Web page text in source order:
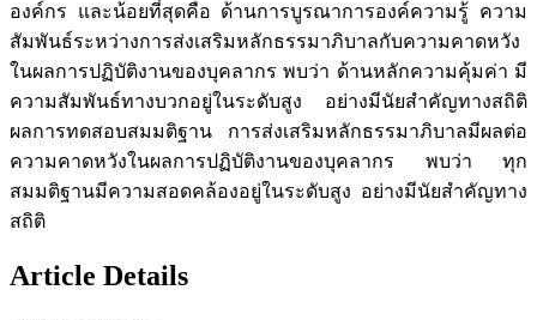
องค์กร และน้อยที่สุดคือ ด้านการบูรณาการองค์ความรู้ ความ
สัมพันธ์ระหว่างการส่งเสริมหลักธรรมาภิบาลกับความคาดหวัง
ในผลการปฏิบัติงานของบุคลากร พบว่า ด้านหลักความคุ้มค่า มี
ความสัมพันธ์ทางบวกอยู่ในระดับสูง อย่างมีนัยสำคัญทางสถิติ
ผลการทดสอบสมมติฐาน การส่งเสริมหลักธรรมาภิบาลมีผลต่อ
ความคาดหวังในผลการปฏิบัติงานของบุคลากร พบว่า ทุก
สมมติฐานมีความสอดคล้องอยู่ในระดับสูง อย่างมีนัยสำคัญทาง
สถิติ
Article Details